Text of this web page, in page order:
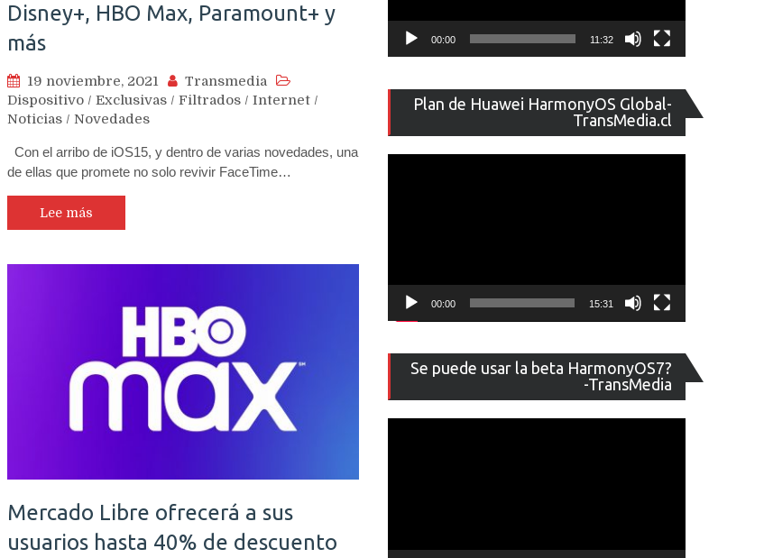
Disney+, HBO Max, Paramount+ y
más
19 noviembre, 2021
Transmedia
Dispositivo / Exclusivas / Filtrados / Internet /
Noticias / Novedades
Con el arribo de iOS15, y dentro de varias novedades, una
de ellas que promete no solo revivir FaceTime…
Lee más
Mercado Libre ofrecerá a sus
usuarios hasta 40% de descuento
00:00 11:32
Plan de Huawei HarmonyOS Global-
TransMedia.cl
de
vídeo
00:00 15:31
Se puede usar la beta HarmonyOS7?
-TransMedia
de
vídeo